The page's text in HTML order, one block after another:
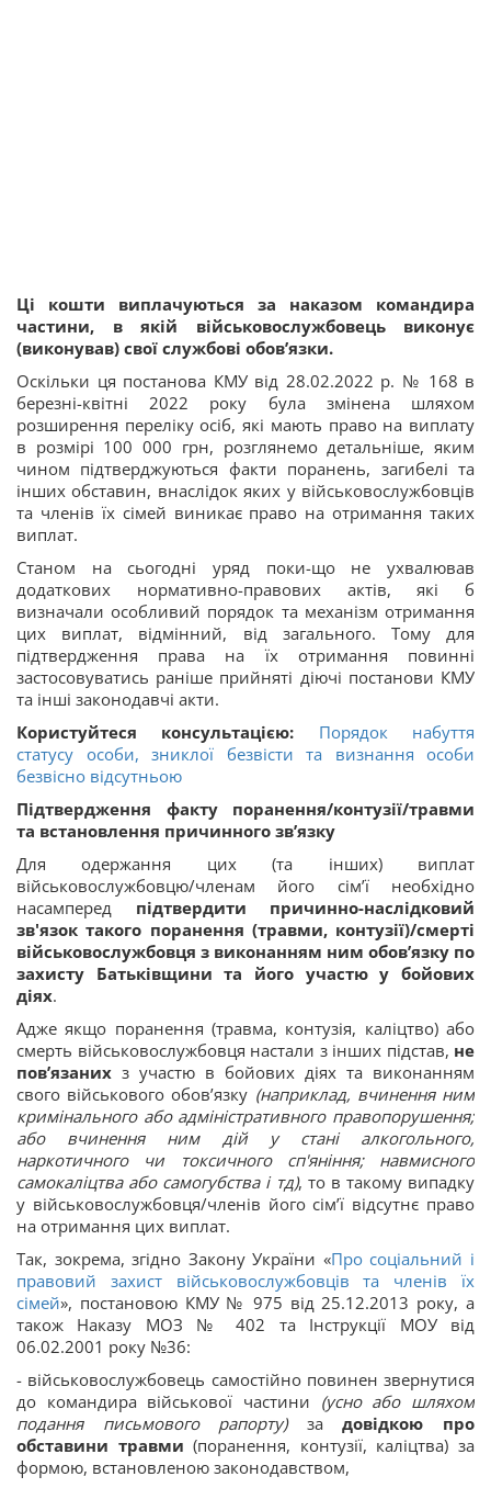
Ці кошти виплачуються за наказом командира
частини, в якій військовослужбовець виконує
(виконував) свої службові обов’язки.
Оскільки ця постанова КМУ від 28.02.2022 р. № 168 в
березні-квітні 2022 року була змінена шляхом
розширення переліку осіб, які мають право на виплату
в розмірі 100 000 грн, розглянемо детальніше, яким
чином підтверджуються факти поранень, загибелі та
інших обставин, внаслідок яких у військовослужбовців
та членів їх сімей виникає право на отримання таких
виплат.
Станом на сьогодні уряд поки-що не ухвалював
додаткових нормативно-правових актів, які б
визначали особливий порядок та механізм отримання
цих виплат, відмінний, від загального. Тому для
підтвердження права на їх отримання повинні
застосовуватись раніше прийняті діючі постанови КМУ
та інші законодавчі акти.
Користуйтеся консультацією:
Порядок набуття
статусу особи, зниклої безвісти та визнання особи
безвісно відсутньою
Підтвердження факту поранення/контузії/травми
та встановлення причинного зв’язку
Для одержання цих (та інших) виплат
військовослужбовцю/членам його сім’ї необхідно
насамперед підтвердити причинно-наслідковий
зв'язок такого поранення (травми, контузії)/смерті
військовослужбовця з виконанням ним обов’язку по
захисту Батьківщини та його участю у бойових
діях.
Адже якщо поранення (травма, контузія, каліцтво) або
смерть військовослужбовця настали з інших підстав, не
пов’язаних з участю в бойових діях та виконанням
свого військового обов’язку (наприклад, вчинення ним
кримінального або адміністративного правопорушення;
або вчинення ним дій у стані алкогольного,
наркотичного чи токсичного сп'яніння; навмисного
самокаліцтва або самогубства і тд), то в такому випадку
у військовослужбовця/членів його сім’ї відсутнє право
на отримання цих виплат.
Так, зокрема, згідно Закону України «Про соціальний і
правовий захист військовослужбовців та членів їх
сімей», постановою КМУ № 975 від 25.12.2013 року, а
також Наказу МОЗ № 402 та Інструкції МОУ від
06.02.2001 року №36:
- військовослужбовець самостійно повинен звернутися
до командира військової частини (усно або шляхом
подання письмового рапорту)задовідкою про
обставини травми (поранення, контузії, каліцтва) за
формою, встановленою законодавством,